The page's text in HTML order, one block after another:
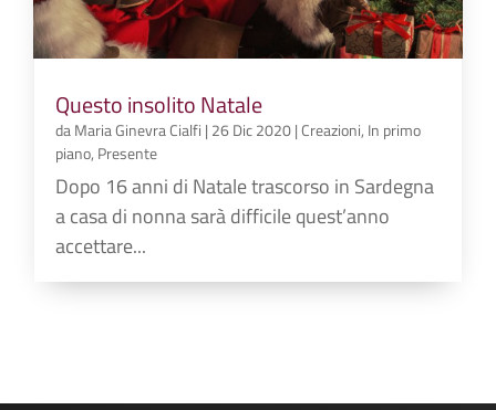
Questo insolito Natale
daMaria Ginevra Cialfi | 26 Dic 2020|Creazioni, In primo
piano, Presente
Dopo 16 anni di Natale trascorso in Sardegna
a casa di nonna sarà difficile quest’anno
accettare...